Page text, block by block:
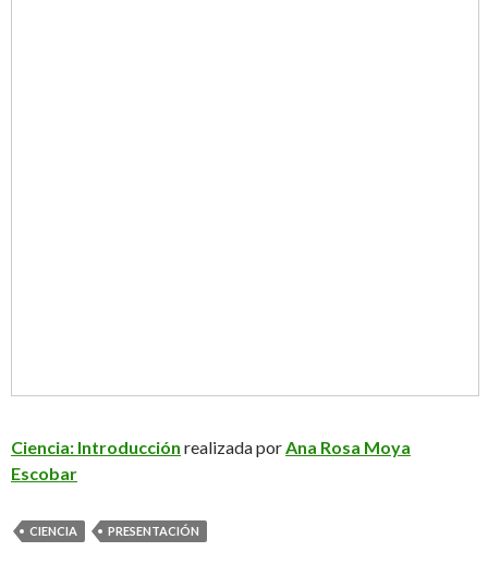
Ciencia: Introducción realizada porAna Rosa Moya
Escobar
CIENCIA PRESENTACIÓN